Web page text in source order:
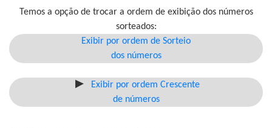
Temos a opção de trocar a ordem de exibição dos números
sorteados:
Exibir por ordem de Sorteio
dos números
Exibir por ordem Crescente
de números